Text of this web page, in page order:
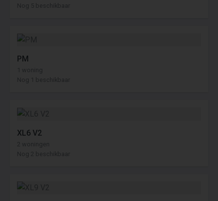
Nog 5 beschikbaar
PM
1 woning
Nog 1 beschikbaar
XL6 V2
2 woningen
Nog 2 beschikbaar